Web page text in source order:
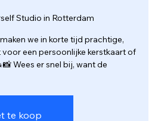
Studio in Rotterdam
we in korte tijd prachtige,
voor een persoonlijke kerstkaart of
Wees er snel bij, want de
te koop